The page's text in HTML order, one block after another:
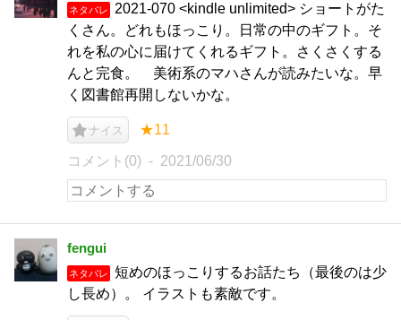
ネタバレ
2021-070 <kindle unlimited> ショートがた
くさん。どれもほっこり。日常の中のギフト。そ
れを私の心に届けてくれるギフト。さくさくする
んと完食。 美術系のマハさんが読みたいな。早
く図書館再開しないかな。
ナイス ★11
コメント(0) 2021/06/30
fengui
ネタバレ
短めのほっこりするお話たち（最後のは少
し長め）。 イラストも素敵です。